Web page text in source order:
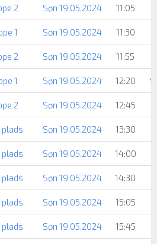
2 Søn 19.05.2024 11:05
1 Søn 19.05.2024 11:30
2 Søn 19.05.2024 11:55
1 Søn 19.05.2024 12:20
2 Søn 19.05.2024 12:45
plads Søn 19.05.2024 13:30
plads Søn 19.05.2024 14:00
plads Søn 19.05.2024 14:30
plads Søn 19.05.2024 15:05
plads Søn 19.05.2024 15:45